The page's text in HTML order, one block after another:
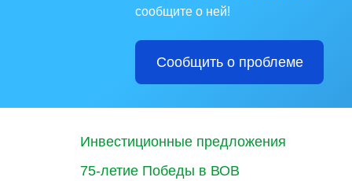
сообщите о ней!
Сообщить о проблеме
Инвестиционные предложения
75-летие Победы в ВОВ